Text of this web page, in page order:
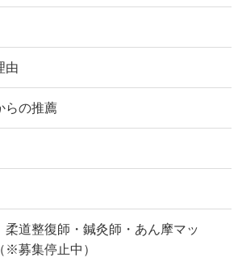
由
らの推薦
柔道整復師・鍼灸師・あん摩マッ
※募集停止中）